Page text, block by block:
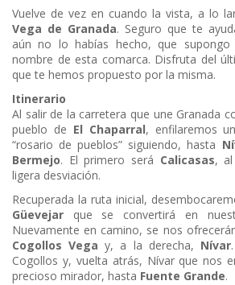
Vuelve de vez en cuando la vista, a lo
Vega de Granada. Seguro que te
aún no lo habías hecho, que
nombre de esta comarca. Disfruta del
que te hemos propuesto por la misma.
Itinerario
Al salir de la carretera que une Granada
pueblo de El Chaparral, enfilaremos
“rosario de pueblos” siguiendo, hasta
Bermejo. El primero será Calicasas,
ligera desviación.
Recuperada la ruta inicial,
Güevejar que se convertirá en
Nuevamente en camino, se nos
Cogollos Vegay, a la derecha, Nívar
Cogollos y, vuelta atrás, Nívar que nos
precioso mirador, hasta Fuente Grande.